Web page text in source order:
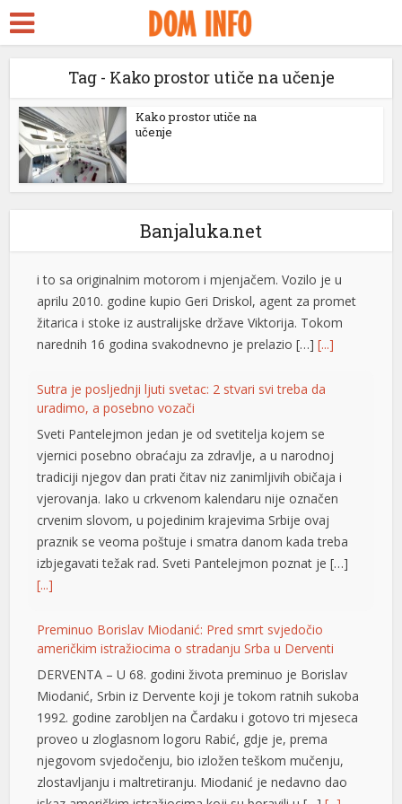
Escort
ifşa
panel
panel
panel
panel
panel
panel
panel
panel
panel
panel
panel
panel
panel
Tag - Kako prostor utiče na učenje
Kako prostor utiče na
učenje
Banjaluka.net
Toyota Land Cruiser prešao skoro milion kilometara sa
originalnim motorom i mjenjačem
Jedan impresivan primjer dugovječnosti automobila
stiže iz Australije, gdje je Toyota Land Cruiser 200
i to sa originalnim motorom i mjenjačem. Vozilo je u
aprilu 2010. godine kupio Geri Driskol, agent za promet
narednih 16 godina svakodnevno je prelazio […] [...]
Sutra je posljednji ljuti svetac: 2 stvari svi treba da
uradimo, a posebno vozači
vjernici posebno obraćaju za zdravlje, a u narodnoj
tradiciji njegov dan prati čitav niz zanimljivih običaja i
vjerovanja. Iako u crkvenom kalendaru nije označen
crvenim slovom, u pojedinim krajevima Srbije ovaj
praznik se veoma poštuje i smatra danom kada treba
izbjegavati težak rad. Sveti Pantelejmon poznat je […]
[...]
Preminuo Borislav Miodanić: Pred smrt svjedočio
američkim istražiocima o stradanju Srba u Derventi
Miodanić, Srbin iz Dervente koji je tokom ratnih sukoba
1992. godine zarobljen na Čardaku i gotovo tri mjeseca
proveo u zloglasnom logoru Rabić, gdje je, prema
njegovom svjedočenju, bio izložen teškom mučenju,
zlostavljanju i maltretiranju. Miodanić je nedavno dao
iskaz američkim istražiocima koji su boravili u […][...]
Igor Dodik: Škola novih lidera je naš ponos, za Srpsku se